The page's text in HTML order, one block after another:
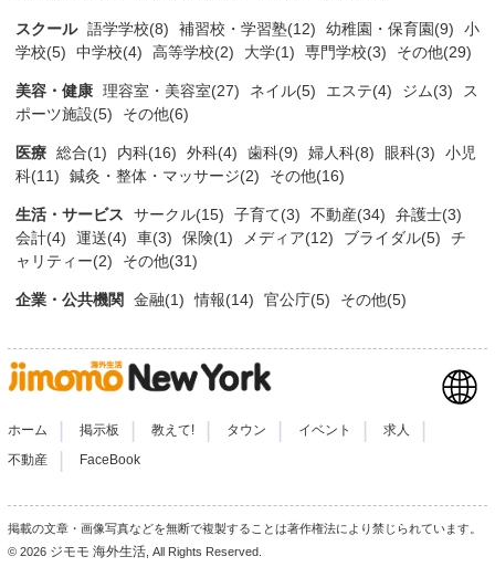
スクール 語学学校(8) 補習校・学習塾(12) 幼稚園・保育園(9)
小
学校(5)
中学校(4) 高等学校(2) 大学(1) 専門学校(3) その他(29)
美容・健康 理容室・美容室(27) ネイル(5) エステ(4) ジム(3)
ス
ポーツ施設(5)
その他(6)
医療 総合(1) 内科(16) 外科(4) 歯科(9) 婦人科(8) 眼科(3)
小児
科(11)
鍼灸・整体・マッサージ(2) その他(16)
生活・サービス サークル(15) 子育て(3) 不動産(34)
弁護士(3)
会計(4)
運送(4) 車(3) 保険(1) メディア(12) ブライダル(5)
チ
ャリティー(2)
その他(31)
企業・公共機関 金融(1) 情報(14) 官公庁(5) その他(5)
ホーム 掲示板 教えて! タウン イベント 求人
不動産 FaceBook
掲載の文章・画像写真などを無断で複製することは著作権法により禁じられています。
© 2026 ジモモ 海外生活 , All Rights Reserved.